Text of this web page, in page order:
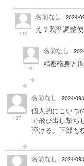
140
名前なし 2024/
え？照準調整
141
名前なし
精密砲身と
137
名前なし 2024/
個人的にこいつ
で飛び出し撃ち
弾ける。下部も
名前なし 2024/